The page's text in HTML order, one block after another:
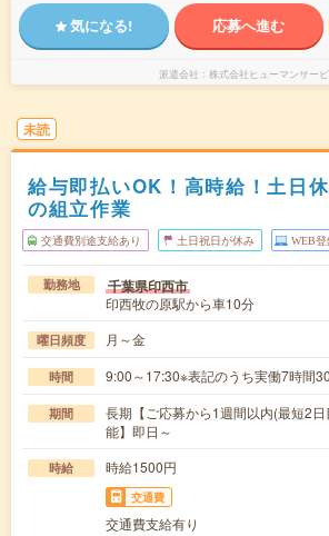
気になる! 応募へ進む
派遣会社 株式会社ヒューマンサー
未読
給与即払いOK！高時給！土日
の組立作業
交通費別途支給あり 土日祝日が休み WEB登
勤務地 千葉県印西市
印西牧の原駅から車10分
曜日頻度 月～金
時間 9:00～17:30※表記のうち実働7時間30
期間
長期【ご応募から1週間以内(最短2
能】即日～
時給 時給1500円
交通費
交通費支給有り